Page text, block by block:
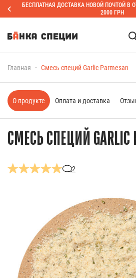
БЕСПЛАТНАЯ ДОСТАВКА НОВОЙ ПОЧТОЙ В
2000 ГРН
Главная Смесь специй Garlic Parmesan
СМЕСЬ СПЕЦИЙ GARLIC
2
О продукте Оплата и доставка